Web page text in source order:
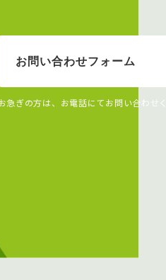
お問い合わせフォーム
急ぎの方は、お電話にてお問い合わせ